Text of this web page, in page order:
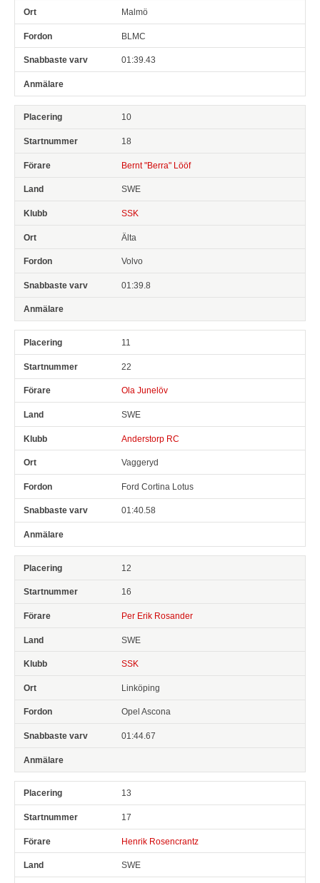
Malmö
BLMC
01:39.43
10
18
Bernt "Berra" Lööf
SWE
SSK
Älta
Volvo
01:39.8
11
22
Ola Junelöv
SWE
Anderstorp RC
Vaggeryd
Ford Cortina Lotus
01:40.58
12
16
Per Erik Rosander
SWE
SSK
Linköping
Opel Ascona
01:44.67
13
17
Henrik Rosencrantz
SWE